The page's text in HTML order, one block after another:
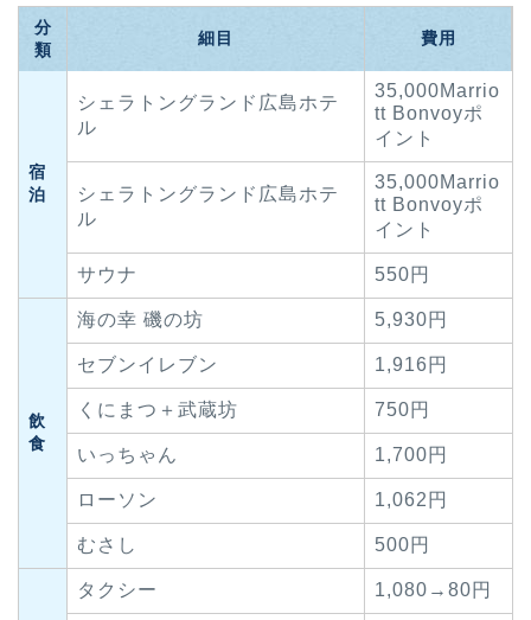
分
類
細目 費用
宿
泊
シェラトングランド広島ホテ
ル
35,000Marrio
tt Bonvoyポ
イント
シェラトングランド広島ホテ
ル
35,000Marrio
tt Bonvoyポ
イント
サウナ 550円
飲
食
海の幸 磯の坊 5,930円
セブンイレブン 1,916円
くにまつ＋武蔵坊 750円
いっちゃん 1,700円
ローソン 1,062円
むさし 500円
タクシー 1,080→80円